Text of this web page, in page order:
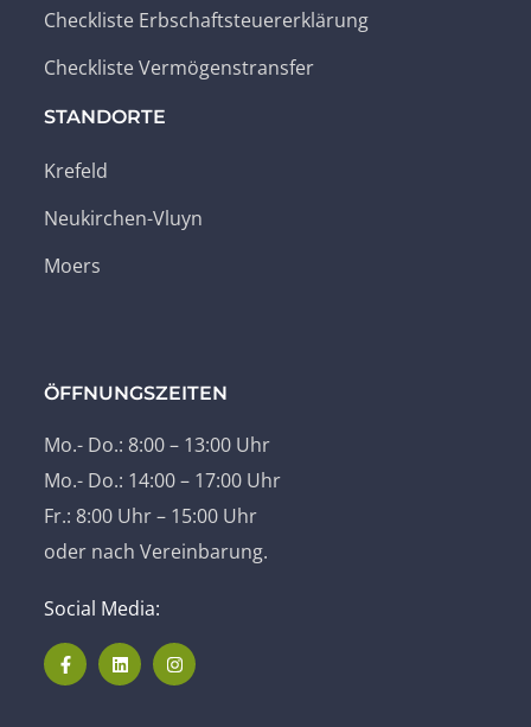
Checkliste Erbschaftsteuererklärung
Checkliste Vermögenstransfer
STANDORTE
Krefeld
Neukirchen-Vluyn
Moers
ÖFFNUNGSZEITEN
Mo.- Do.: 8:00 – 13:00 Uhr
Mo.- Do.: 14:00 – 17:00 Uhr
Fr.: 8:00 Uhr – 15:00 Uhr
oder nach Vereinbarung.
Social Media: